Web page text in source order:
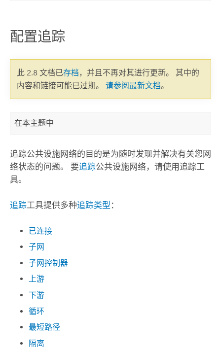
配置追踪
此 2.8 文档已存档，并且不再对其进行更新。 其中的
内容和链接可能已过期。 请参阅最新文档。
在本主题中
追踪公共设施网络的目的是为随时发现并解决有关您网
络状态的问题。 要追踪公共设施网络，请使用追踪工
具。
追踪工具提供多种追踪类型 ：
已连接
子网
子网控制器
上游
下游
循环
最短路径
隔离